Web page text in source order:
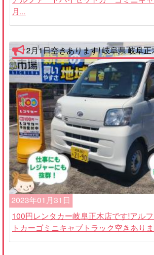
月...
2月1日空きあります! 岐阜県 岐阜正
2023年01月31日
100円レンタカー岐阜正木店です!アル
トカーゴミニキャブトラック空きあり